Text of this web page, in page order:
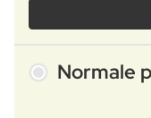
Normale